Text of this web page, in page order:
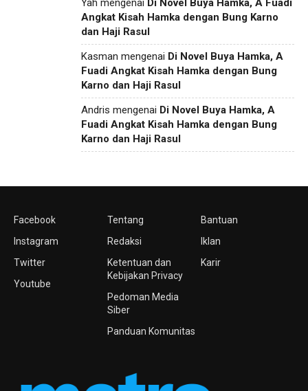
Yah mengenai Di Novel Buya Hamka, A Fuadi
Angkat Kisah Hamka dengan Bung Karno
dan Haji Rasul
Kasman mengenai Di Novel Buya Hamka, A
Fuadi Angkat Kisah Hamka dengan Bung
Karno dan Haji Rasul
Andris mengenai Di Novel Buya Hamka, A
Fuadi Angkat Kisah Hamka dengan Bung
Karno dan Haji Rasul
Facebook
Instagram
Twitter
Youtube
Tentang
Redaksi
Ketentuan dan
Kebijakan Privacy
Pedoman Media
Siber
Panduan Komunitas
Bantuan
Iklan
Karir